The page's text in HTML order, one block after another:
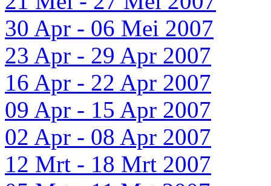
30 Apr - 06 Mei 2007
23 Apr - 29 Apr 2007
16 Apr - 22 Apr 2007
09 Apr - 15 Apr 2007
02 Apr - 08 Apr 2007
12 Mrt - 18 Mrt 2007